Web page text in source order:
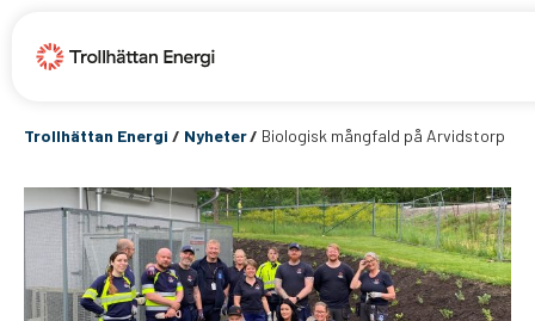
Trollhättan Energi / Nyheter/ Biologisk mångfald på Arvidstorp